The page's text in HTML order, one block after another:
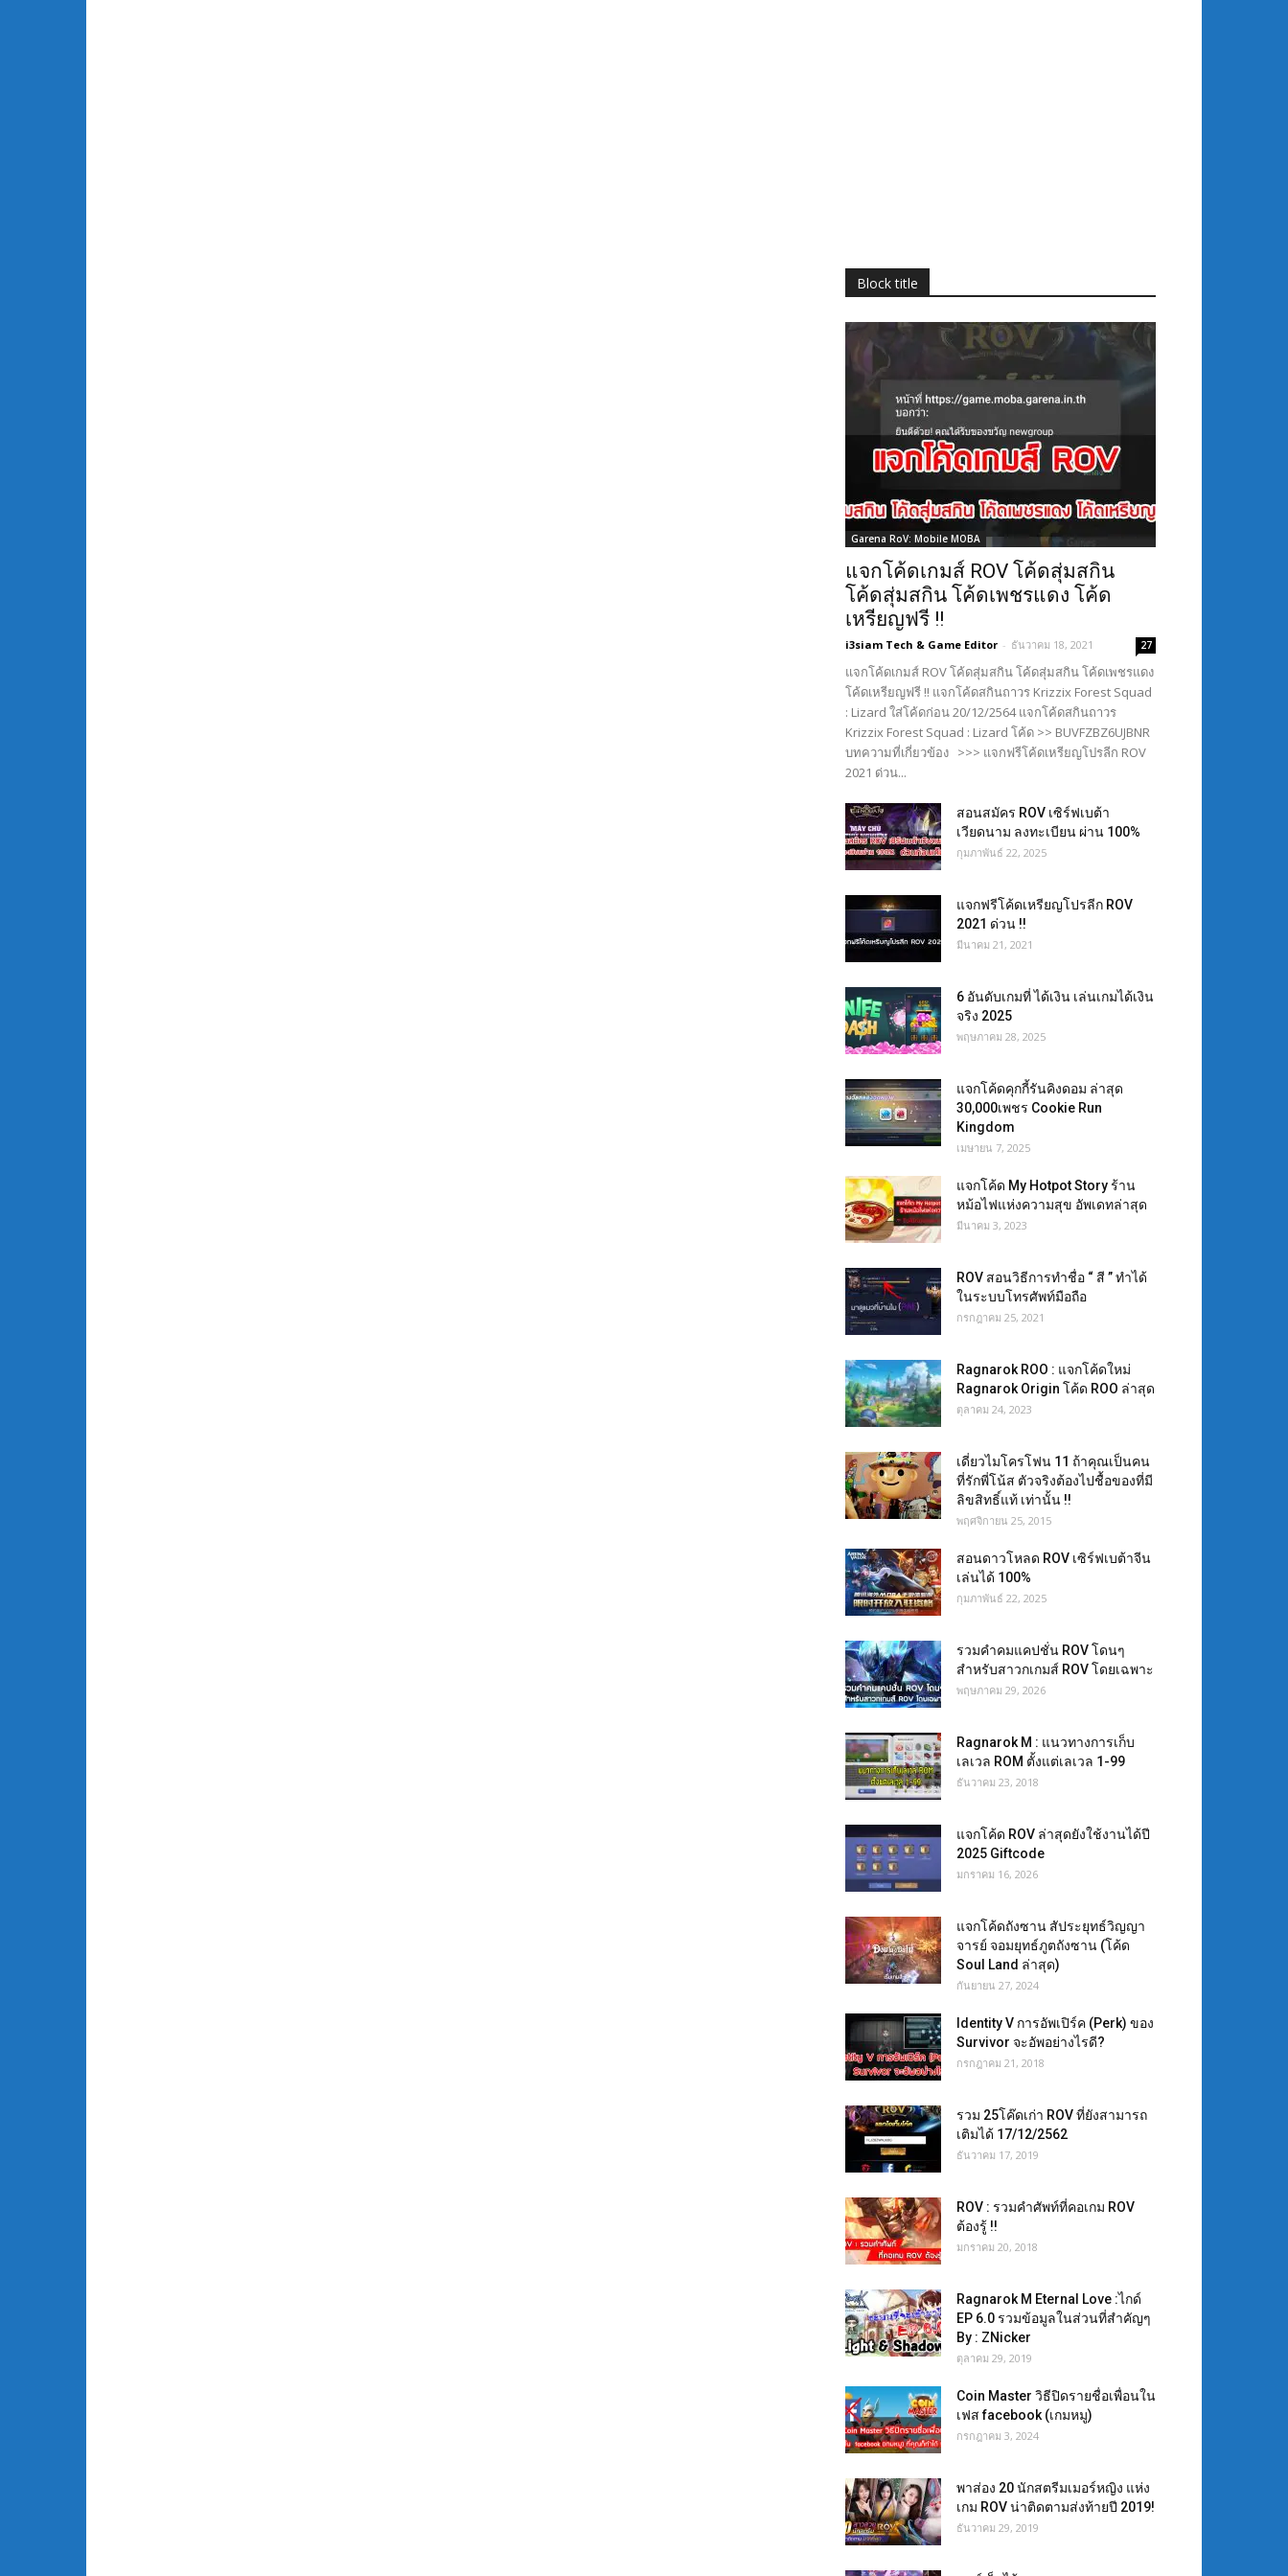
Block title
Garena RoV: Mobile MOBA
แจกโค้ดเกมส์ ROV โค้ดสุ่มสกิน
โค้ดสุ่มสกิน โค้ดเพชรแดง โค้ด
เหรียญฟรี !!
i3siam Tech & Game Editor - ธันวาคม 18, 2021 27
แจกโค้ดเกมส์ ROV โค้ดสุ่มสกิน โค้ดสุ่มสกิน โค้ดเพชรแดง
โค้ดเหรียญฟรี !! แจกโค้ดสกินถาวร Krizzix Forest Squad
: Lizard ใส่โค้ดก่อน 20/12/2564 แจกโค้ดสกินถาวร
Krizzix Forest Squad : Lizard โค้ด >> BUVFZBZ6UJBNR
บทความที่เกี่ยวข้อง >>> แจกฟรีโค้ดเหรียญโปรลีก ROV
2021 ด่วน...
สอนสมัคร ROV เซิร์ฟเบต้า
เวียดนาม ลงทะเบียน ผ่าน 100%
กุมภาพันธ์ 22, 2025
แจกฟรีโค้ดเหรียญโปรลีก ROV
2021 ด่วน !!
มีนาคม 21, 2021
6 อันดับเกมที่ ได้เงิน เล่นเกมได้เงิน
จริง 2025
พฤษภาคม 28, 2025
แจกโค้ดคุกกี้รันคิงดอม ล่าสุด
30,000เพชร Cookie Run
Kingdom
เมษายน 7, 2025
แจกโค้ด My Hotpot Story ร้าน
หม้อไฟแห่งความสุข อัพเดทล่าสุด
มีนาคม 3, 2023
ROV สอนวิธีการทำชื่อ “ สี ” ทำได้
ในระบบโทรศัพท์มือถือ
กรกฎาคม 25, 2021
Ragnarok ROO : แจกโค้ดใหม่
Ragnarok Origin โค้ด ROO ล่าสุด
ตุลาคม 24, 2023
เดี่ยวไมโครโฟน 11 ถ้าคุณเป็นคน
ที่รักพี่โน้ส ตัวจริงต้องไปชื้อของที่มี
ลิขสิทธิ์แท้ เท่านั้น !!
พฤศจิกายน 25, 2015
สอนดาวโหลด ROV เซิร์ฟเบต้าจีน
เล่นได้ 100%
กุมภาพันธ์ 22, 2025
รวมคำคมแคปชั่น ROV โดนๆ
สำหรับสาวกเกมส์ ROV โดยเฉพาะ
พฤษภาคม 29, 2026
Ragnarok M : แนวทางการเก็บ
เลเวล ROM ตั้งแต่เลเวล 1-99
ธันวาคม 23, 2018
แจกโค้ด ROV ล่าสุดยังใช้งานได้ปี
2025 Giftcode
มกราคม 16, 2026
แจกโค้ดถังซาน สัประยุทธ์วิญญา
จารย์ จอมยุทธ์ภูตถังซาน (โค้ด
Soul Land ล่าสุด)
กันยายน 27, 2024
Identity V การอัพเปิร์ค (Perk) ของ
Survivor จะอัพอย่างไรดี?
กรกฎาคม 21, 2018
รวม 25โค๊ดเก่า ROV ที่ยังสามารถ
เติมได้ 17/12/2562
ธันวาคม 17, 2019
ROV : รวมคำศัพท์ที่คอเกม ROV
ต้องรู้ !!
มกราคม 20, 2018
Ragnarok M Eternal Love :ไกด์
EP 6.0 รวมข้อมูลในส่วนที่สำคัญๆ
By : ZNicker
ตุลาคม 29, 2019
Coin Master วิธีปิดรายชื่อเพื่อนใน
เฟส facebook (เกมหมู)
กรกฎาคม 3, 2024
พาส่อง 20 นักสตรีมเมอร์หญิง แห่ง
เกม ROV น่าติดตามส่งท้ายปี 2019!
ธันวาคม 29, 2019